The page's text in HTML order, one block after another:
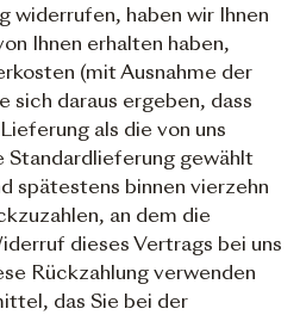
widerrufen, haben wir Ihnen
Ihnen erhalten haben,
(mit Ausnahme der
sich daraus ergeben, dass
als die von uns
Standardlieferung gewählt
spätestens binnen vierzehn
an dem die
dieses Vertrags bei uns
Rückzahlung verwenden
das Sie bei der